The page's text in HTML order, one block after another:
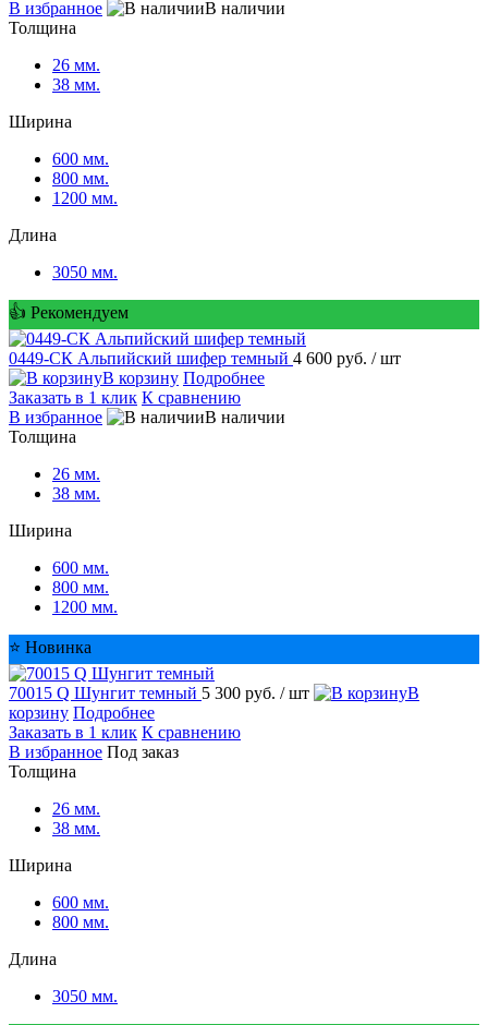
избранное
наличии
Толщина
26 мм.
38 мм.
Ширина
600 мм.
800 мм.
1200 мм.
Длина
3050 мм.
👍 Рекомендуем
0449-СК Альпийский шифер темный 4 600 руб. / шт
корзину Подробнее
Заказать в 1 клик К сравнению
избранное
наличии
Толщина
26 мм.
38 мм.
Ширина
600 мм.
800 мм.
1200 мм.
⭐ Новинка
70015 Q Шунгит темный 5 300 руб. / шт
корзину Подробнее
Заказать в 1 клик К сравнению
избранное Под заказ
Толщина
26 мм.
38 мм.
Ширина
600 мм.
800 мм.
Длина
3050 мм.